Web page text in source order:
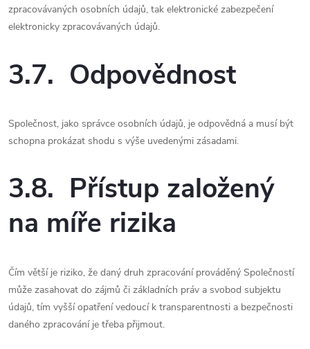
zpracovávaných osobních údajů, tak elektronické zabezpečení
elektronicky zpracovávaných údajů.
3.7. Odpovědnost
Společnost, jako správce osobních údajů, je odpovědná a musí být
schopna prokázat shodu s výše uvedenými zásadami.
3.8. Přístup založený
na míře rizika
Čím větší je riziko, že daný druh zpracování prováděný Společností
může zasahovat do zájmů či základních práv a svobod subjektu
údajů, tím vyšší opatření vedoucí k transparentnosti a bezpečnosti
daného zpracování je třeba přijmout.